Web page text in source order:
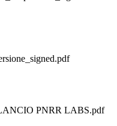
PNRR LABS.pdf